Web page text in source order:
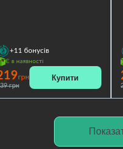
+11 бонусів
Є в наявності
грн
грн
Купити